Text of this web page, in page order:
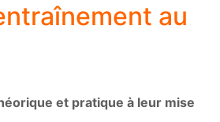
au
et pratique à leur mise